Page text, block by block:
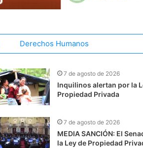
Derechos Humanos
7 de agosto de 2026
Inquilinos alertan por la
Propiedad Privada
7 de agosto de 2026
MEDIA SANCIÓN: El
la Ley de Propiedad